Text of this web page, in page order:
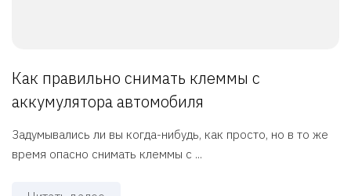
Как правильно снимать клеммы с
аккумулятора автомобиля
Задумывались ли вы когда-нибудь, как просто, но в то же
время опасно снимать клеммы с ...